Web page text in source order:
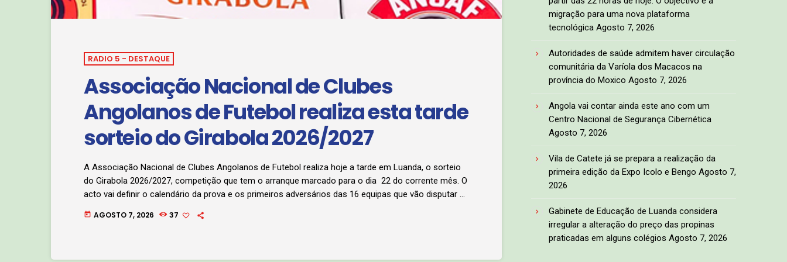
RADIO 5 - DESTAQUE
Associação Nacional de Clubes
Angolanos de Futebol realiza esta tarde
sorteio do Girabola 2026/2027
A Associação Nacional de Clubes Angolanos de Futebol realiza hoje a tarde em Luanda, o sorteio
do Girabola 2026/2027, competição que tem o arranque marcado para o dia 22 do corrente mês. O
acto vai definir o calendário da prova e os primeiros adversários das 16 equipas que vão disputar o
Gala de Premiação da Liga […]
today AGOSTO 7, 2026 37
migração para uma nova plataforma
tecnológica Agosto 7, 2026
Autoridades de saúde admitem haver circulação
comunitária da Varíola dos Macacos na
província do Moxico Agosto 7, 2026
Angola vai contar ainda este ano com um
Centro Nacional de Segurança Cibernética
Agosto 7, 2026
Vila de Catete já se prepara a realização da
primeira edição da Expo Icolo e Bengo Agosto 7,
2026
Gabinete de Educação de Luanda considera
irregular a alteração do preço das propinas
praticadas em alguns colégios Agosto 7, 2026